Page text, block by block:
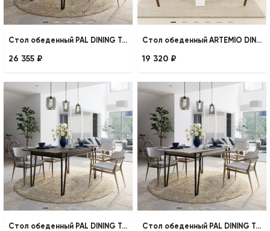
Стол обеденный PAL DINING TABLE
26 355 ₽
Стол обеденный ARTEMIO DINING TABLE
19 320 ₽
Стол обеденный PAL DINING TABLE Стол обеденный PAL DINING TABLE